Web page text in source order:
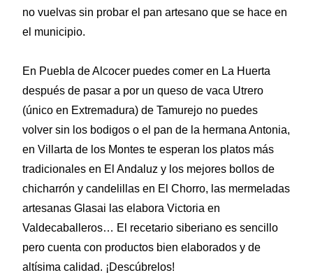
no vuelvas sin probar el pan artesano que se hace en
el municipio.
En Puebla de Alcocer puedes comer en La Huerta
después de pasar a por un queso de vaca Utrero
(único en Extremadura) de Tamurejo no puedes
volver sin los bodigos o el pan de la hermana Antonia,
en Villarta de los Montes te esperan los platos más
tradicionales en El Andaluz y los mejores bollos de
chicharrón y candelillas en El Chorro, las mermeladas
artesanas Glasai las elabora Victoria en
Valdecaballeros… El recetario siberiano es sencillo
pero cuenta con productos bien elaborados y de
altísima calidad. ¡Descúbrelos!